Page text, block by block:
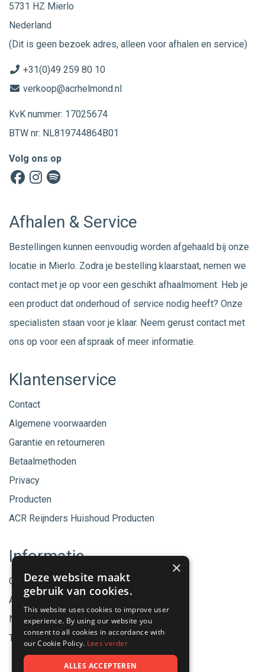
5731 HZ Mierlo
Nederland
(Dit is geen bezoek adres, alleen voor afhalen en service)
+31(0)49 259 80 10
verkoop@acrhelmond.nl
KvK nummer: 17025674
BTW nr: NL819744864B01
Volg ons op
Afhalen & Service
Bestellingen kunnen eenvoudig worden afgehaald bij onze
locatie in Mierlo. Zodra je bestelling klaarstaat, nemen we
contact met je op voor een geschikt afhaalmoment. Heb je
een product dat onderhoud of service nodig heeft? Onze
specialisten staan voor je klaar. Neem gerust contact met
ons op voor een afspraak of meer informatie.
Klantenservice
Contact
Algemene voorwaarden
Garantie en retourneren
Betaalmethoden
Privacy
Producten
ACR Reijnders Huishoud Producten
Informatie
Onze merken
Aanbiedingen
Nieuwe producten
Tips & Nieuws
×
Deze website maakt
gebruik van cookies.
This website uses cookies to improve user
experience. By using our website you
consent to all cookies in accordance with
our Cookie Policy. Lees verder
ALLES ACCEPTEREN